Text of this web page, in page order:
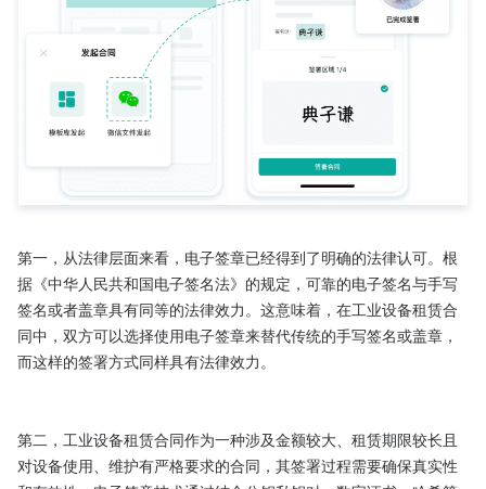
第一，从法律层面来看，电子签章已经得到了明确的法律认可。根
据《中华人民共和国电子签名法》的规定，可靠的电子签名与手写
签名或者盖章具有同等的法律效力。这意味着，在工业设备租赁合
同中，双方可以选择使用电子签章来替代传统的手写签名或盖章，
而这样的签署方式同样具有法律效力。
第二，工业设备租赁合同作为一种涉及金额较大、租赁期限较长且
对设备使用、维护有严格要求的合同，其签署过程需要确保真实性